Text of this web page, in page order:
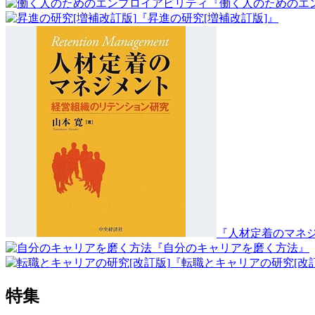
『働く人のためのエ
『昇進の研究[増補改訂版]』
『人材定着のマネ
『自分のキャリアを磨く方法』
『転職とキャリアの研究[改
特集